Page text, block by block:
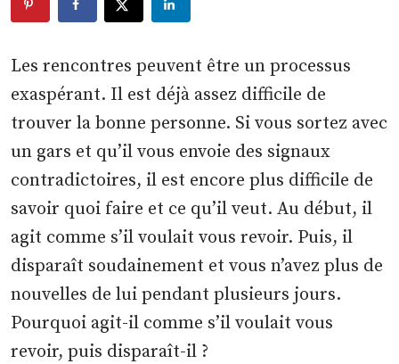
Les rencontres peuvent être un processus
exaspérant. Il est déjà assez difficile de
trouver la bonne personne. Si vous sortez avec
un gars et qu’il vous envoie des signaux
contradictoires, il est encore plus difficile de
savoir quoi faire et ce qu’il veut. Au début, il
agit comme s’il voulait vous revoir. Puis, il
disparaît soudainement et vous n’avez plus de
nouvelles de lui pendant plusieurs jours.
Pourquoi agit-il comme s’il voulait vous
revoir, puis disparaît-il ?